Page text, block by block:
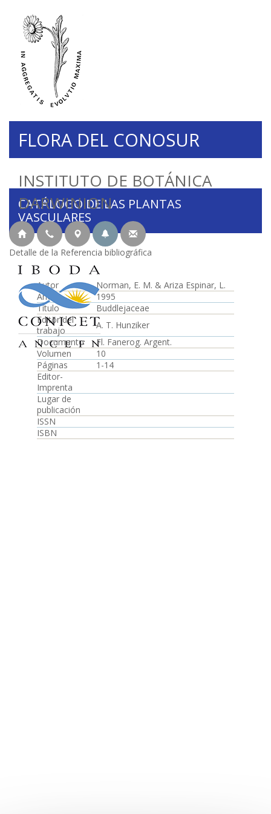
INSTITUTO DE BOTÁNICA
DARWINION
FLORA DEL CONOSUR
CATÁLOGO DE LAS PLANTAS
VASCULARES
Detalle de la Referencia bibliográfica
Autor
Norman, E. M. & Ariza Espinar, L.
Año
1995
Título
Buddlejaceae
Editor del
trabajo
A. T. Hunziker
Documento
Fl. Fanerog. Argent.
Volumen
10
Páginas
1-14
Editor-
Imprenta
Lugar de
publicación
ISSN
ISBN